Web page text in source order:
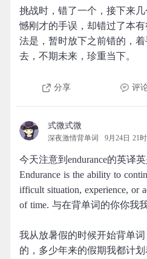
挑战时，错了一个，接下来
憾刚才的手误，却错过了本
法是，暂时放下之前错的，
去，不期未来，珍重当下。
分享 评
式微式微
深夜激情背单词 9月24日 21
今天注意到endurance的英译
Endurance is the ability to
ifficult situation, experience, or
of time. 与在背单词的你你我
我从放暑假的时候开始背单
的，多少年来的假期我都计